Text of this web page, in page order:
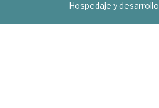
Hospedaje y desarrollo